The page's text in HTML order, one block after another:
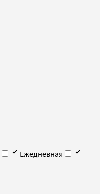
Ежедневная